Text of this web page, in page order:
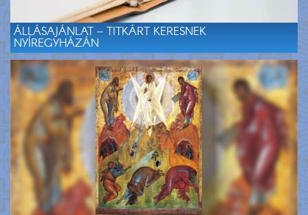
ÁLLÁSAJÁNLAT – TITKÁRT KERESNEK
NYÍREGYHÁZÁN